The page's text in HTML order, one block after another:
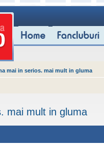
mai in serios. mai mult in gluma
mai mult in gluma